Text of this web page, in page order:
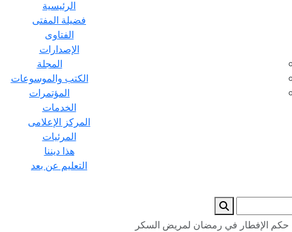
الرئيسية
فضيلة المفتى
الفتاوى
الإصدارات
المجلة
الكتب والموسوعات
المؤتمرات
الخدمات
المركز الإعلامى
المرئيات
هذا ديننا
التعليم عن بعد
حكم الإفطار في رمضان لمريض السكر